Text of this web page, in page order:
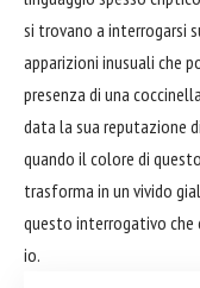
si trovano a interrogarsi
apparizioni inusuali che
presenza di una
data la sua reputazione
quando il colore di
trasforma in un vivido
questo interrogativo che
io.